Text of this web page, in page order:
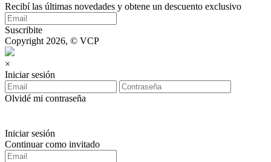
Recibí las últimas novedades y obtene un descuento exclusivo
Suscribite
Copyright 2026, © VCP
×
Iniciar sesión
Olvidé mi contraseña
Iniciar sesión
Continuar como invitado